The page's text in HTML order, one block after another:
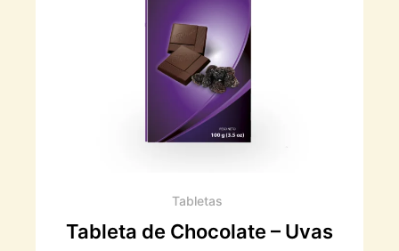
Tabletas
Tableta de Chocolate – Uvas